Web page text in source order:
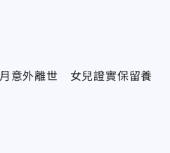
意外離世 女兒證實保留養